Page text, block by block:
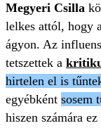
Megyeri Csilla
lelkes attól, hogy
ágyon. Az
tetszettek a
hirtelen el is
egyébként sosem
hiszen számára